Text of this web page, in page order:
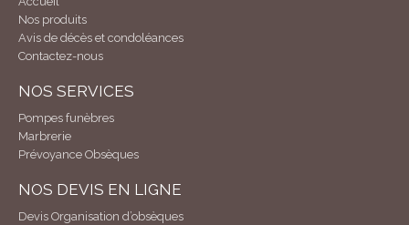
Nos produits
Avis de décès et condoléances
Contactez-nous
NOS SERVICES
Pompes funèbres
Marbrerie
Prévoyance Obsèques
NOS DEVIS EN LIGNE
Devis Organisation d’obsèques